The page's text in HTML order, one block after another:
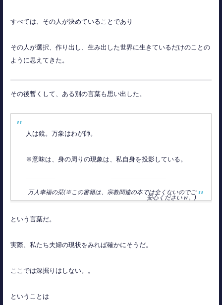
すべては、その人が決めていることであり
その人が選択、作り出し、生み出した世界に生きているだけのことの
ように思えてきた。
その後暫くして、ある別の言葉も思い出した。
人は鏡。万象はわが師。
※意味は、身の周りの現象は、私自身を投影している。
万人幸福の栞(※この書籍は、宗教関連の本では全くないのでご
安心くださいｗ。)
という言葉だ。
実際、私たち夫婦の現状をみれば確かにそうだ。
ここでは深掘りはしない。。
ということは